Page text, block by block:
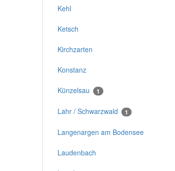
Kehl
Ketsch
Kirchzarten
Konstanz
Künzelsau 1
Lahr / Schwarzwald 1
Langenargen am Bodensee
Laudenbach